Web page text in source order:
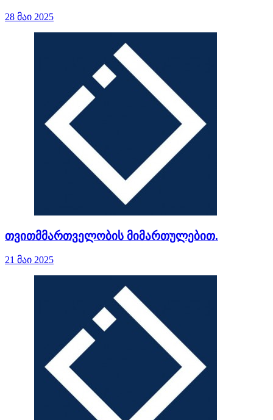
28 მაი 2025
თვითმმართველობის მიმართულებით.
21 მაი 2025